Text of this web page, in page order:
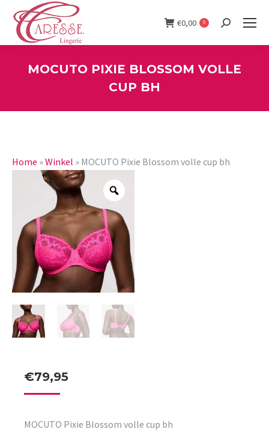
€0,00 0 Search:
MOCUTO PIXIE BLOSSOM VOLLE
CUP BH
Home »Winkel » MOCUTO Pixie Blossom volle cup bh
€79,95
MOCUTO Pixie Blossom volle cup bh